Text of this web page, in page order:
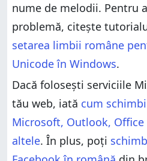
nume de melodii. Pentru
problemă, citește
setarea limbii române
Unicode în Windows.
Dacă folosești serviciile
tău web, iată cum
Microsoft, Outlook, Office
altele. În plus, poți